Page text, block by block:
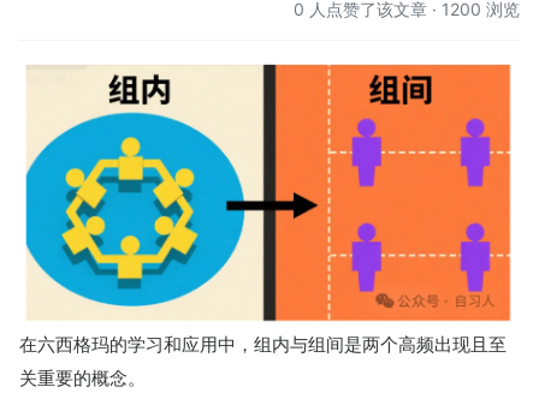
0 人点赞了该文章 · 1200 浏览
在六西格玛的学习和应用中，组内与组间是两个高频出现且至
关重要的概念。